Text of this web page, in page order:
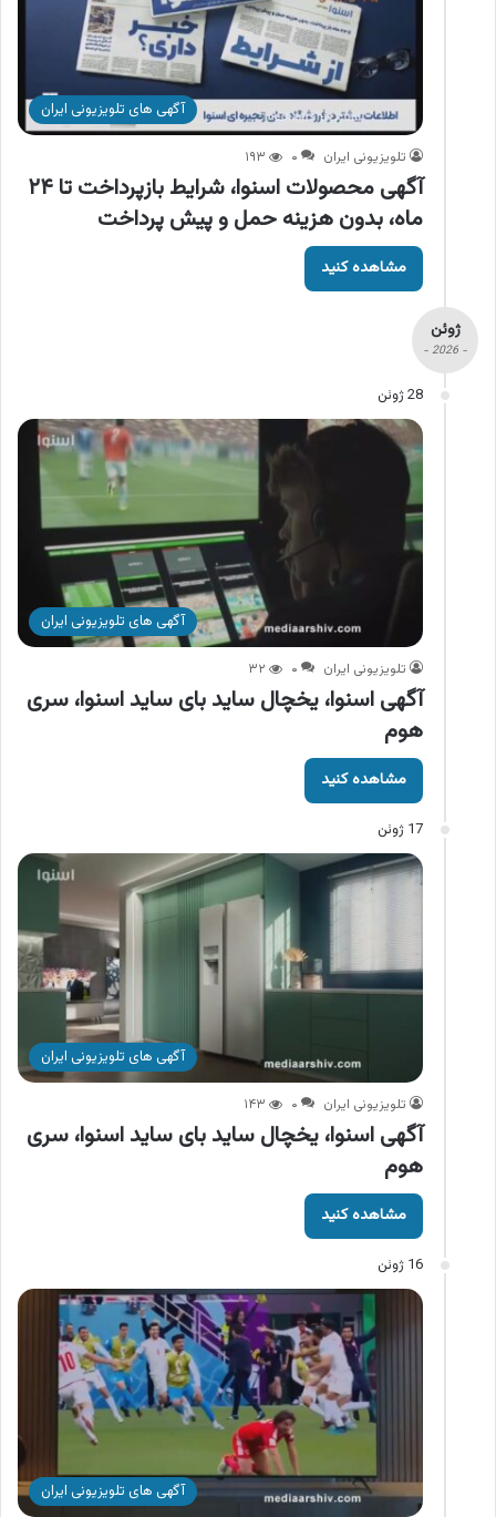
آگهی های تلویزیونی ایران
تلویزیونی ایران ۰ ۱۹۳
آگهی محصولات اسنوا، شرایط بازپرداخت تا ۲۴
ماه، بدون هزینه حمل و پیش پرداخت
مشاهده کنید
ژوئن
- 2026 -
28 ژوئن
آگهی های تلویزیونی ایران
تلویزیونی ایران ۰ ۳۲
آگهی اسنوا، یخچال ساید بای ساید اسنوا، سری
هوم
مشاهده کنید
17 ژوئن
آگهی های تلویزیونی ایران
تلویزیونی ایران ۰ ۱۴۳
آگهی اسنوا، یخچال ساید بای ساید اسنوا، سری
هوم
مشاهده کنید
16 ژوئن
آگهی های تلویزیونی ایران